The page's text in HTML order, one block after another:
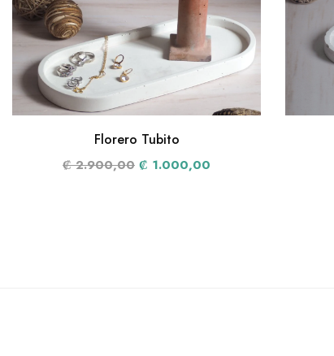
Florero Tubito
₡ 2.900,00 ₡ 1.000,00